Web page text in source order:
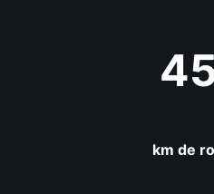
km de